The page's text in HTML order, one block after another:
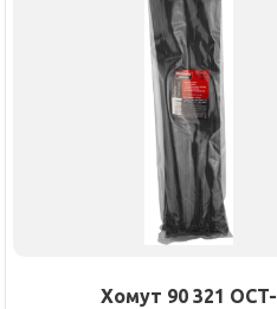
Хомут 90 321 OCT-